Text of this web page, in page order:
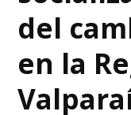
del
en la